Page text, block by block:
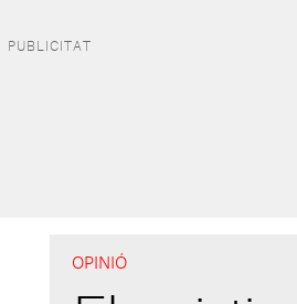
OPINIÓ